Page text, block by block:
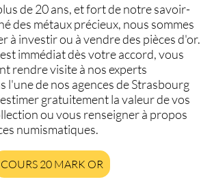
de 20 ans, et fort de notre savoir-
des métaux précieux, nous sommes
à investir ou àvendre des pièces d'or.
immédiat dès votre accord, vous
rendre visite à nos experts
l'une de nos agences deStrasbourg
gratuitement lavaleur de vos
ou vous renseigner à propos
numismatiques.
COURS 20 MARK OR